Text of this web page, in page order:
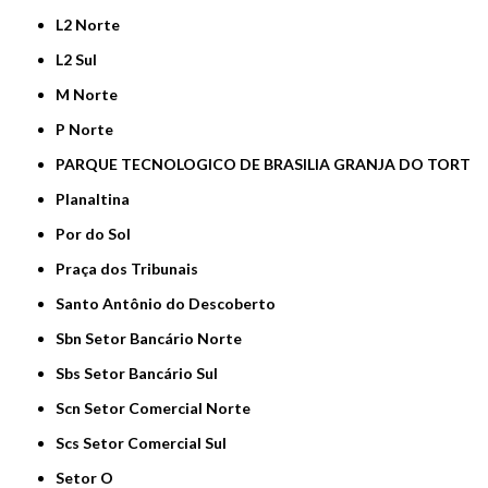
L2 Norte
L2 Sul
M Norte
P Norte
PARQUE TECNOLOGICO DE BRASILIA GRANJA DO TORT
Planaltina
Por do Sol
Praça dos Tribunais
Santo Antônio do Descoberto
Sbn Setor Bancário Norte
Sbs Setor Bancário Sul
Scn Setor Comercial Norte
Scs Setor Comercial Sul
Setor O